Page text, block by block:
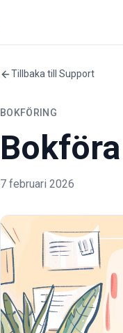
Tillbaka till Support
BOKFÖRING
7 februari 2026